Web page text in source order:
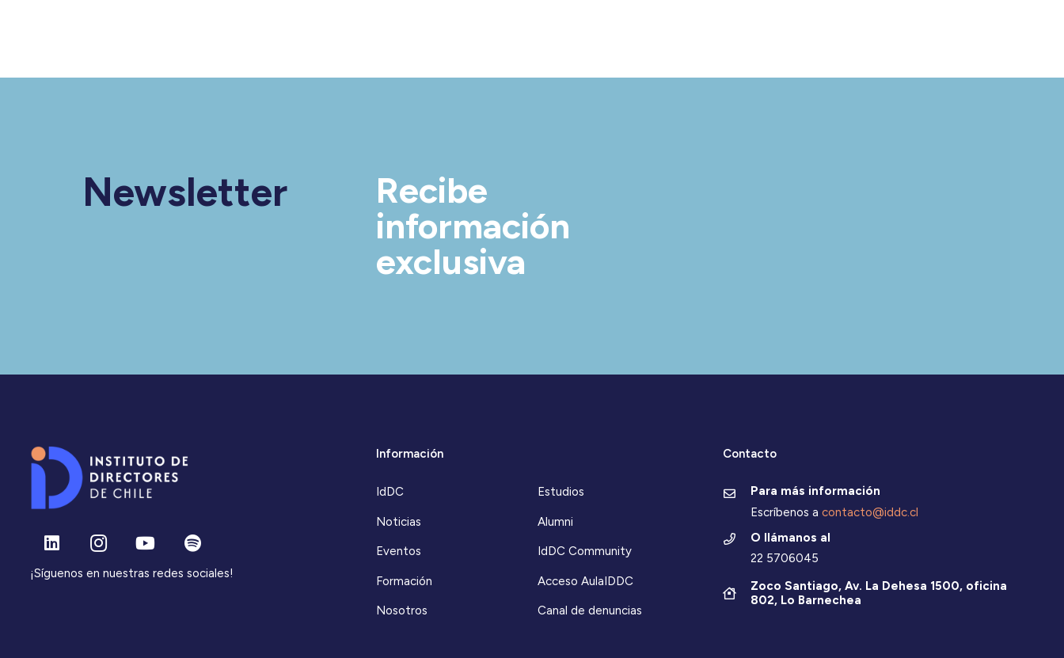
Newsletter
Recibe
información
exclusiva
¡Síguenos en nuestras redes sociales!
Información
IdDC
Noticias
Eventos
Formación
Nosotros
Estudios
Alumni
IdDC Community
Acceso AulaIDDC
Canal de denuncias
Contacto
Para más información
Escríbenos a contacto@iddc.cl
O llámanos al
22 5706045
Zoco Santiago, Av. La Dehesa 1500, oficina
802, Lo Barnechea